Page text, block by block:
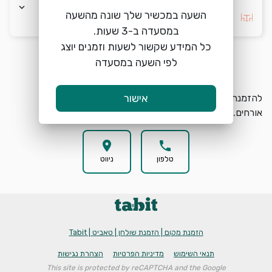
keyboard_arrow_down
בחרו העדפה *
search הזמנת מקום
להזמנת מקום בבלאק לב המפרץ בחרו תאריך, שעה וכמות
אורחים.
phone
טלפון
location_on
ניווט
הזמנת מקום | הזמנת שולחן | טאביט | Tabit
תנאי השימוש מדיניות הפרטיות הצהרת נגישות
This site is protected by reCAPTCHA and the Google
השעה במכשיר שלך שונה מהשעה
כל המידע שקשור לשעות וזמנים יוצג
לפי השעה במסעדה
אישור